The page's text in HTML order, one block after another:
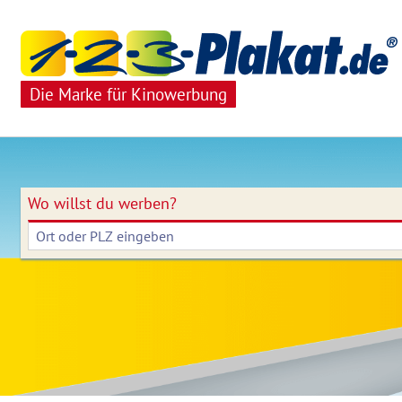
Die Marke für Kinowerbung
Wo willst du werben?